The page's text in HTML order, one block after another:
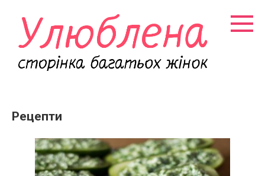
контенту
Рецепти